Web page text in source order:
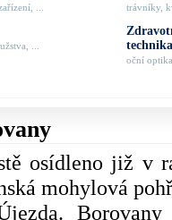
...
...
trávníky,
technika
oční
osídleno již v
mohylová